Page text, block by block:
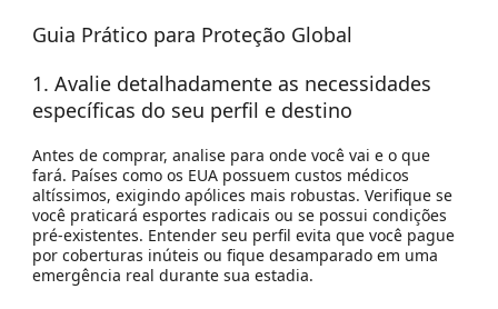
Guia Prático para Proteção Global
1. Avalie detalhadamente as necessidades
específicas do seu perfil e destino
Antes de comprar, analise para onde você vai e o que
fará. Países como os EUA possuem custos médicos
altíssimos, exigindo apólices mais robustas. Verifique se
você praticará esportes radicais ou se possui condições
pré-existentes. Entender seu perfil evita que você pague
por coberturas inúteis ou fique desamparado em uma
emergência real durante sua estadia.